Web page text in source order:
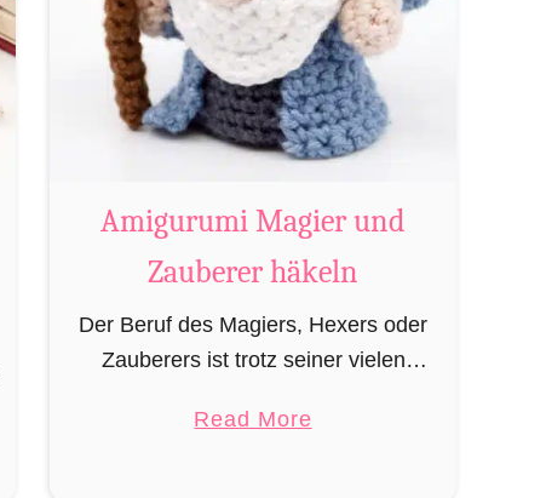
Amigurumi Magier und
Zauberer häkeln
Der Beruf des Magiers, Hexers oder
Zauberers ist trotz seiner vielen
Gandalf und Merlin sehr in
Read Morea